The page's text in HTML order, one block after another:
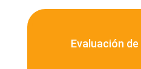
Evaluación